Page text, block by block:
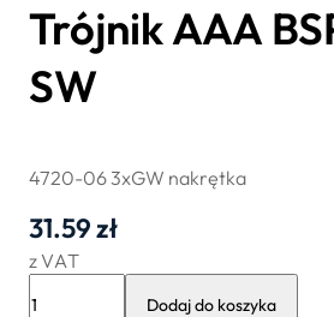
Trójnik AAA
SW
4720-06 3xGW nakrętka
31.59zł
z VAT
Trójnik
Dodaj do koszyka